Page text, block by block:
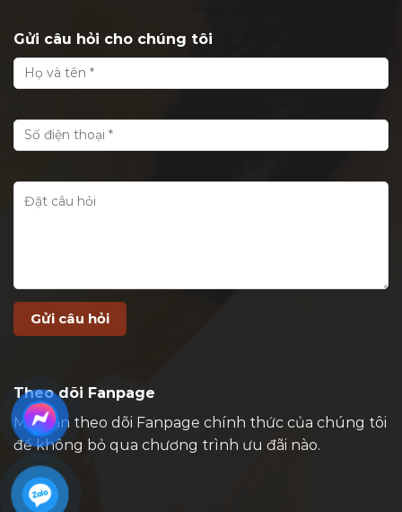
Gửi câu hỏi cho chúng tôi
Theo dõi Fanpage
Mời bạn theo dõi Fanpage chính thức của chúng tôi
để không bỏ qua chương trình ưu đãi nào.